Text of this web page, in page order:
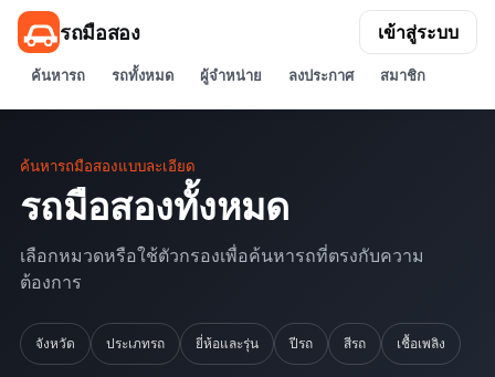
รถมือสอง
ค้นหารถ รถทั้งหมด ผู้จำหน่าย ลงประกาศ สมาชิก
เข้าสู่ระบบ
ค้นหารถมือสองแบบละเอียด
รถมือสองทั้งหมด
เลือกหมวดหรือใช้ตัวกรองเพื่อค้นหารถที่ตรงกับความ
ต้องการ
จังหวัด ประเภทรถ ยี่ห้อและรุ่น ปีรถ สีรถ เชื้อเพลิง